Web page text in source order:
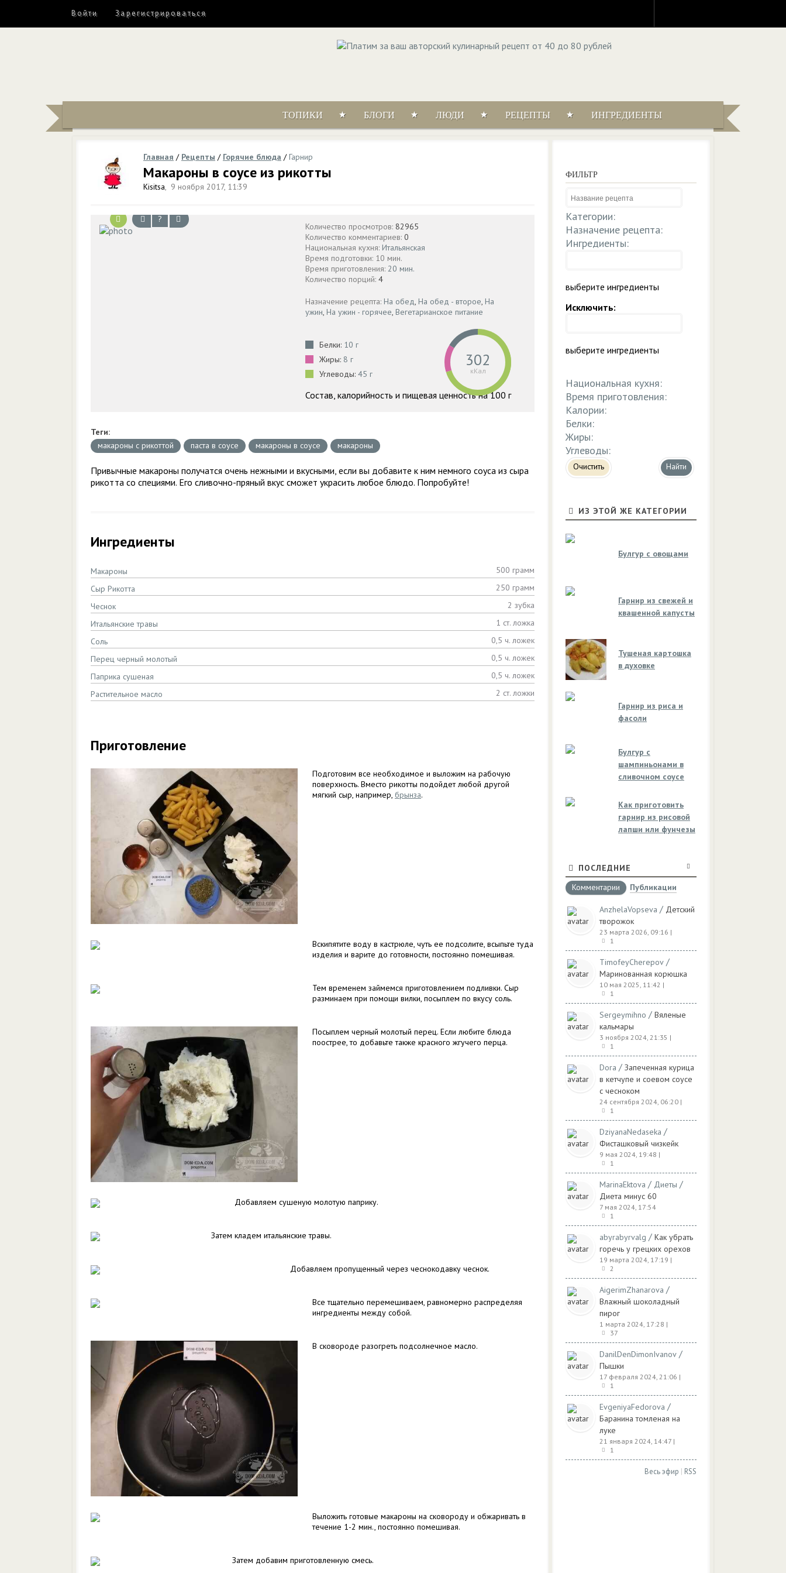
Войти Зарегистрироваться
ТОПИКИ БЛОГИ ЛЮДИ РЕЦЕПТЫ ИНГРЕДИЕНТЫ
Главная / Рецепты / Горячие блюда /Гарнир
Макароны в соусе из рикотты
Kisitsa, 9 ноября 2017, 11:39
?
Количество просмотров: 82965
Количество комментариев: 0
Национальная кухня: Итальянская
Время подготовки: 10 мин.
Время приготовления: 20 мин.
Количество порций: 4
Назначение рецепта: На обед, На обед - второе, На
ужин, На ужин - горячее, Вегетарианское питание
Белки: 10 г
Жиры: 8 г
Углеводы: 45 г
302
кКал
Состав, калорийность и пищевая ценность на 100 г
Теги:
макароны с рикоттой
паста в соусе макароны в соусе макароны
Привычные макароны получатся очень нежными и вкусными, если вы добавите к ним немного соуса из сыра
рикотта со специями. Его сливочно-пряный вкус сможет украсить любое блюдо. Попробуйте!
Ингредиенты
Макароны
500 грамм
Сыр Рикотта
250 грамм
Чеснок
2 зубка
Итальянские травы
1 ст. ложка
Соль
0,5 ч. ложек
Перец черный молотый
0,5 ч. ложек
Паприка сушеная
0,5 ч. ложек
Растительное масло
2 ст. ложки
Приготовление
Подготовим все необходимое и выложим на рабочую
поверхность. Вместо рикотты подойдет любой другой
мягкий сыр, например, брынза.
Вскипятите воду в кастрюле, чуть ее подсолите, всыпьте туда
изделия и варите до готовности, постоянно помешивая.
Тем временем займемся приготовлением подливки. Сыр
разминаем при помощи вилки, посыплем по вкусу соль.
Посыплем черный молотый перец. Если любите блюда
поострее, то добавьте также красного жгучего перца.
Добавляем сушеную молотую паприку.
Затем кладем итальянские травы.
Добавляем пропущенный через чеснокодавку чеснок.
Все тщательно перемешиваем, равномерно распределяя
ингредиенты между собой.
В сковороде разогреть подсолнечное масло.
Выложить готовые макароны на сковороду и обжаривать в
течение 1-2 мин., постоянно помешивая.
Затем добавим приготовленную смесь.
ФИЛЬТР
Категории:
Назначение рецепта:
Ингредиенты:
выберите ингредиенты
Исключить:
выберите ингредиенты
Национальная кухня:
Время приготовления:
Калории:
Белки:
Жиры:
Углеводы:
Очистить
ИЗ ЭТОЙ ЖЕ КАТЕГОРИИ
Булгур с овощами
Гарнир из свежей и
квашенной капусты
Тушеная картошка
в духовке
Гарнир из риса и
фасоли
Булгур с
шампиньонами в
сливочном соусе
Как приготовить
гарнир из рисовой
лапши или фунчезы
ПОСЛЕДНИЕ
Комментарии
Публикации
AnzhelaVopseva / Детский
творожок
23 марта 2026, 09:16 |
1
TimofeyCherepov /
Маринованная корюшка
10 мая 2025, 11:42 |
1
Sergeymihno / Вяленые
кальмары
3 ноября 2024, 21:35 |
1
Dora / Запеченная курица
в кетчупе и соевом соусе
с чесноком
24 сентября 2024, 06:20 |
1
DziyanaNedaseka /
Фисташковый чизкейк
9 мая 2024, 19:48 |
1
MarinaEktova / Диеты /
Диета минус 60
7 мая 2024, 17:54
1
abyrabyrvalg / Как убрать
горечь у грецких орехов
19 марта 2024, 17:19 |
2
AigerimZhanarova /
Влажный шоколадный
пирог
1 марта 2024, 17:28 |
37
DanilDenDimonIvanov /
Пышки
17 февраля 2024, 21:06 |
1
EvgeniyaFedorova /
Баранина томленая на
луке
21 января 2024, 14:47 |
1
Весь эфир | RSS